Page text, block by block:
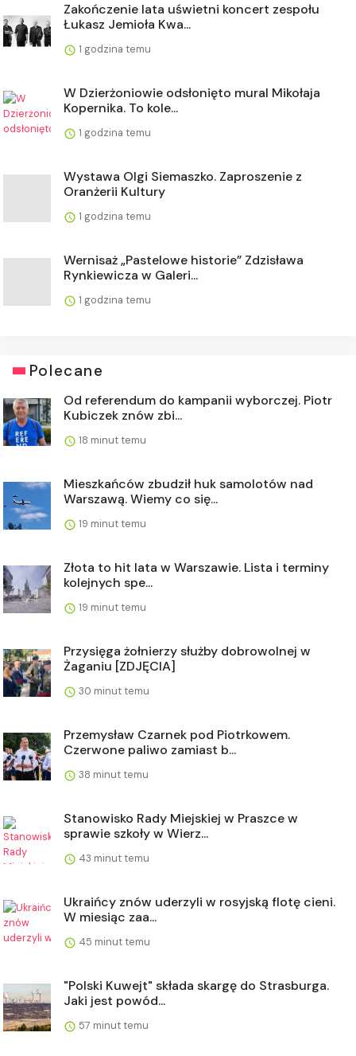
Zakończenie lata uświetni koncert zespołu
Łukasz Jemioła Kwa...
1 godzina temu
W Dzierżoniowie odsłonięto mural Mikołaja
Kopernika. To kole...
1 godzina temu
Wystawa Olgi Siemaszko. Zaproszenie z
Oranżerii Kultury
1 godzina temu
Wernisaż „Pastelowe historie” Zdzisława
Rynkiewicza w Galeri...
1 godzina temu
Polecane
Od referendum do kampanii wyborczej. Piotr
Kubiczek znów zbi...
18 minut temu
Mieszkańców zbudził huk samolotów nad
Warszawą. Wiemy co się...
19 minut temu
Złota to hit lata w Warszawie. Lista i terminy
kolejnych spe...
19 minut temu
Przysięga żołnierzy służby dobrowolnej w
Żaganiu [ZDJĘCIA]
30 minut temu
Przemysław Czarnek pod Piotrkowem.
Czerwone paliwo zamiast b...
38 minut temu
Stanowisko Rady Miejskiej w Praszce w
sprawie szkoły w Wierz...
43 minut temu
Ukraińcy znów uderzyli w rosyjską flotę cieni.
W miesiąc zaa...
45 minut temu
"Polski Kuwejt" składa skargę do Strasburga.
Jaki jest powód...
57 minut temu